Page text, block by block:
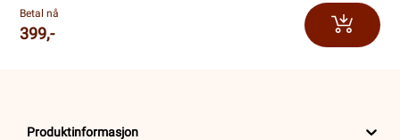
Betal nå
399,-
Produktinformasjon